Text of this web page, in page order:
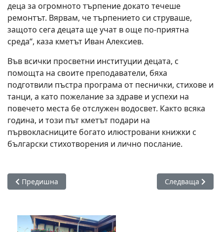
деца за огромното търпение докато течеше
ремонтът. Вярвам, че търпението си струваше,
защото сега децата ще учат в още по-приятна
среда“, каза кметът Иван Алексиев.
Във всички просветни институции децата, с
помощта на своите преподаватели, бяха
подготвили пъстра програма от песнички, стихове и
танци, а като пожелание за здраве и успехи на
повечето места бе отслужен водосвет. Както всяка
година, и този път кметът подари на
първокласниците богато илюстровани книжки с
български стихотворения и лично послание.
Предишна статия: Денят на българската независимост бе
Предишна Следваща
Следваща